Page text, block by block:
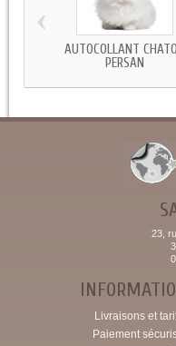
AUTOCOLLANT
PERSAN
‹
23,
Livraisons et
Paiement